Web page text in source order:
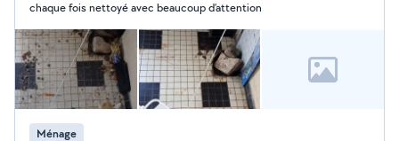
chaque fois nettoyé avec beaucoup d’attention
Ménage